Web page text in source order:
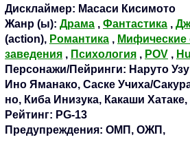
Дисклаймер: Масаси Кисимото
Жанр (ы): Драма , Фантастика ,
(action), Романтика , Мифические
заведения , Психология , POV ,
Персонажи/Пейринги: Наруто
Ино Яманако, Саске Учиха/
но, Киба Инизука, Какаши
Рейтинг: PG-13
Предупреждения: ОМП, ОЖП,